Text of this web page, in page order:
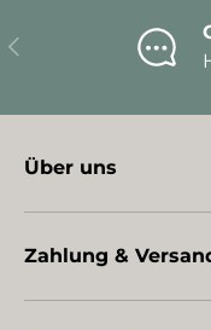
Vorherige
Über uns
Zahlung &